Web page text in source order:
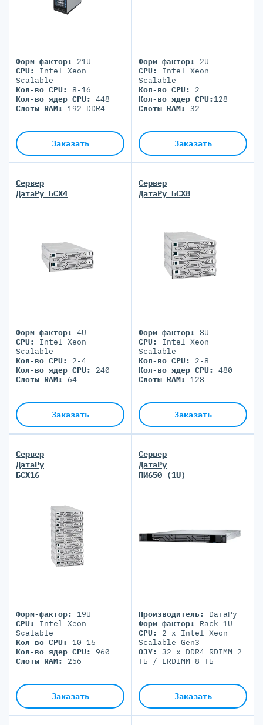
Форм-фактор:
21U
CPU:
Intel Xeon
Scalable
Кол-во CPU: 8-16
Кол-во ядер CPU: 448
Слоты RAM: 192 DDR4
Заказать
Форм-фактор: 2U
CPU: Intel Xeon
Scalable
Кол-во CPU: 2
Кол-во ядер CPU:128
Слоты RAM: 32
Заказать
Сервер
ДатаРу БСХ4
Форм-фактор: 4U
CPU: Intel Xeon
Scalable
Кол-во CPU: 2-4
Кол-во ядер CPU: 240
Слоты RAM: 64
Заказать
Сервер
ДатаРу БСХ8
Форм-фактор: 8U
CPU: Intel Xeon
Scalable
Кол-во CPU: 2-8
Кол-во ядер CPU: 480
Слоты RAM: 128
Заказать
Сервер
ДатаРу
БСХ16
Форм-фактор: 19U
CPU:
Intel Xeon
Scalable
Кол-во CPU: 10-16
Кол-во ядер CPU:
960
Слоты RAM:
256
Заказать
Сервер
ДатаРу
ПИ650 (1U)
Производитель:
DатаРу
Форм-фактор:
Rack 1U
CPU:
2 x Intel Xeon
Scalable Gen3
ОЗУ: 32 x DDR4 RDIMM 2
ТБ / LRDIMM 8 ТБ
Блоки питания:
800-1100WЗаказать